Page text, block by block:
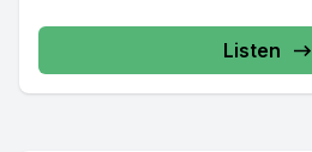
Listen